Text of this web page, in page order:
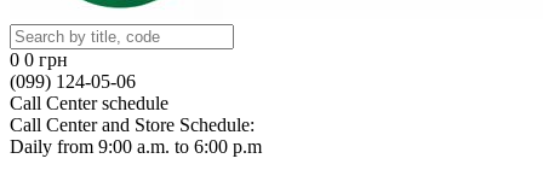
0 0 грн
(099) 124-05-06
Call Center schedule
Call Center and Store Schedule:
Daily from 9:00 a.m. to 6:00 p.m